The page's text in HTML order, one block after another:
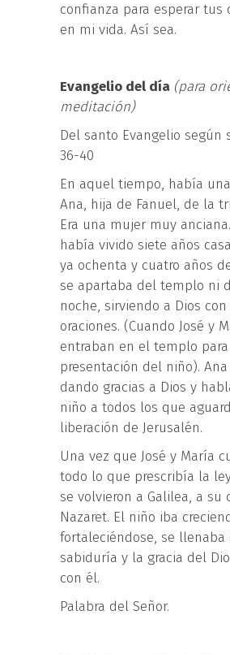
confianza para esperar tus
en mi vida. Así sea.
Evangelio del día (para
meditación)
Del santo Evangelio según
36-40
En aquel tiempo, había
Ana, hija de Fanuel, de la
Era una mujer muy
había vivido siete años
ya ochenta y cuatro años
se apartaba del templo ni
noche, sirviendo a Dios
oraciones. (Cuando José y
entraban en el templo
presentación del niño). Ana
dando gracias a Dios y
niño a todos los que
liberación de Jerusalén.
Una vez que José y María
todo lo que prescribía la
se volvieron a Galilea, a su
Nazaret. El niño iba
fortaleciéndose, se llenaba
sabiduría y la gracia del
con él.
Palabra del Señor.